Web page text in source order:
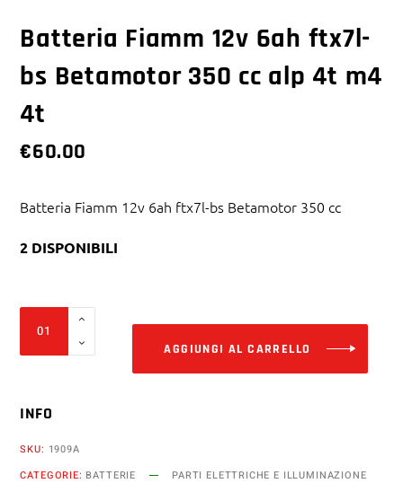
Batteria Fiamm 12v 6ah ftx7l-
bs Betamotor 350 cc alp 4t m4
4t
€60.00
Batteria Fiamm 12v 6ah ftx7l-bs Betamotor 350 cc
2 DISPONIBILI
Fiamm
ftx7l-
AGGIUNGI AL CARRELLO
INFO
SKU: 1909A
CATEGORIE: BATTERIE PARTI ELETTRICHE E ILLUMINAZIONE